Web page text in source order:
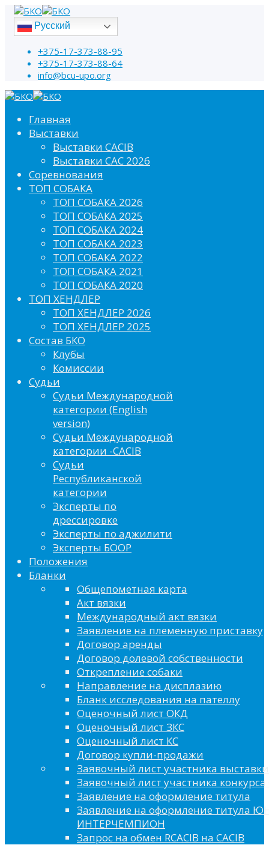
Русский
+375-17-373-88-95
+375-17-373-88-64
info@bcu-upo.org
Главная
Выставки
Выставки CACIB
Выставки САС 2026
Соревнования
ТОП СОБАКА
ТОП СОБАКА 2026
ТОП СОБАКА 2025
ТОП СОБАКА 2024
ТОП СОБАКА 2023
ТОП СОБАКА 2022
ТОП СОБАКА 2021
ТОП СОБАКА 2020
ТОП ХЕНДЛЕР
ТОП ХЕНДЛЕР 2026
ТОП ХЕНДЛЕР 2025
Состав БКО
Клубы
Комиссии
Судьи
Судьи Международной
категории (English
version)
Судьи Международной
категории -CACIB
Судьи
Республиканской
категории
Эксперты по
дрессировке
Эксперты по аджилити
Эксперты БООР
Положения
Бланки
Общепометная карта
Акт вязки
Международный акт вязки
Заявление на племенную приставку
Договор аренды
Договор долевой собственности
Открепление собаки
Направление на дисплазию
Бланк исследования на пателлу
Оценочный лист ОКД
Оценочный лист ЗКС
Оценочный лист КС
Договор купли-продажи
Заявочный лист участника выставки
Заявочный лист участника конкурса
Заявление на оформление титула
Заявление на оформление титула
ИНТЕРЧЕМПИОН
Запрос на обмен RCACIB на CACIB